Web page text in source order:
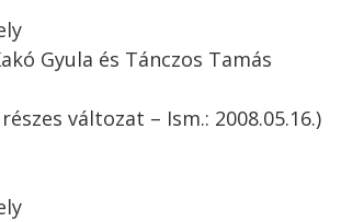
Gyula és Tánczos Tamás
változat – Ism.: 2008.05.16.)